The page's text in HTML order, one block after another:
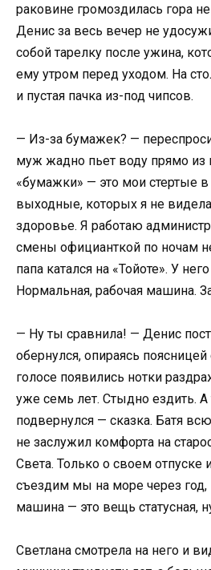
раковине громоздилась гора
Денис за весь вечер не
собой тарелку после ужина,
ему утром перед уходом. На
и пустая пачка из-под чипсов.
— Из-за бумажек? —
муж жадно пьет воду прямо из
«бумажки» — это мои стертые
выходные, которых я не
здоровье. Я работаю
смены официанткой по ночам
папа катался на «Тойоте». У
Нормальная, рабочая машина.
— Ну ты сравнила! — Денис
обернулся, опираясь
голосе появились нотки
уже семь лет. Стыдно ездить. А
подвернулся — сказка. Батя
не заслужил комфорта на
Света. Только о своем отпуске
съездим мы на море через год,
машина — это вещь статусная,
Светлана смотрела на него и